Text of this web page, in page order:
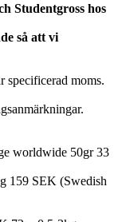
Studentgross hos
så att vi
specificerad moms.
worldwide 50gr 33
159 SEK (Swedish